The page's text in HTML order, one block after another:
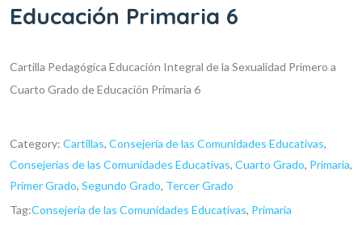
Educación Primaria 6
Cartilla Pedagógica Educación Integral de la Sexualidad Primero a
Cuarto Grado de Educación Primaria 6
Category: Cartillas, Consejería de las Comunidades Educativas,
Consejerías de las Comunidades Educativas, Cuarto Grado, Primaria,
Primer Grado, Segundo Grado, Tercer Grado
Tag:Consejeria de las Comunidades Educativas, Primaria